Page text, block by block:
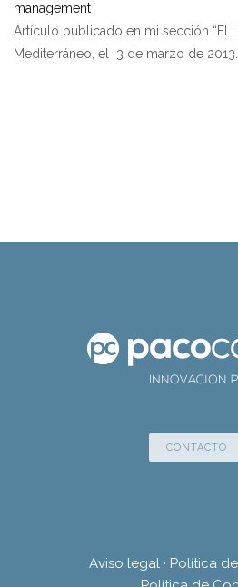
management
Artículo publicado en mi sección “El
Mediterráneo, el 3 de marzo de 2013.
CONTACTO
Aviso legal · Política